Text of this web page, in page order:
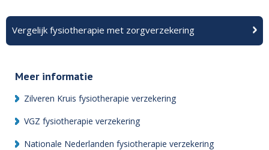
Vergelijk fysiotherapie met zorgverzekering
Meer informatie
Zilveren Kruis fysiotherapie verzekering
VGZ fysiotherapie verzekering
Nationale Nederlanden fysiotherapie verzekering